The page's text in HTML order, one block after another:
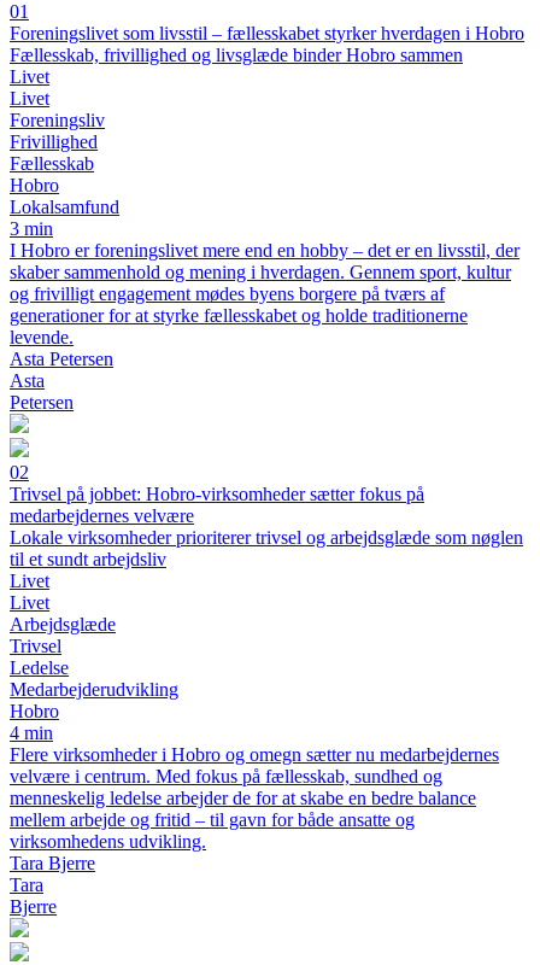
01
Foreningslivet som livsstil – fællesskabet styrker hverdagen i Hobro
Fællesskab, frivillighed og livsglæde binder Hobro sammen
Livet
Livet
Foreningsliv
Frivillighed
Fællesskab
Hobro
Lokalsamfund
3 min
I Hobro er foreningslivet mere end en hobby – det er en livsstil, der
skaber sammenhold og mening i hverdagen. Gennem sport, kultur
og frivilligt engagement mødes byens borgere på tværs af
generationer for at styrke fællesskabet og holde traditionerne
levende.
Asta Petersen
Asta
Petersen
02
Trivsel på jobbet: Hobro-virksomheder sætter fokus på
medarbejdernes velvære
Lokale virksomheder prioriterer trivsel og arbejdsglæde som nøglen
til et sundt arbejdsliv
Livet
Livet
Arbejdsglæde
Trivsel
Ledelse
Medarbejderudvikling
Hobro
4 min
Flere virksomheder i Hobro og omegn sætter nu medarbejdernes
velvære i centrum. Med fokus på fællesskab, sundhed og
menneskelig ledelse arbejder de for at skabe en bedre balance
mellem arbejde og fritid – til gavn for både ansatte og
virksomhedens udvikling.
Tara Bjerre
Tara
Bjerre